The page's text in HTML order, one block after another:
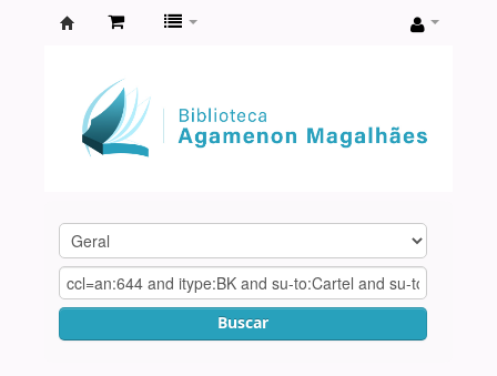
Agamenon
Magalhães
Buscar